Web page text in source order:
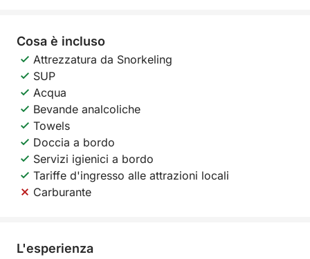
Cosa è incluso
Attrezzatura da Snorkeling
SUP
Acqua
Bevande analcoliche
Towels
Doccia a bordo
Servizi igienici a bordo
Tariffe d'ingresso alle attrazioni locali
Carburante
L'esperienza